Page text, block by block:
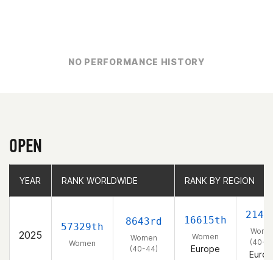
NO PERFORMANCE HISTORY
OPEN
YEAR RANK WORLDWIDE RANK BY REGION
2025
57329th
Women
8643rd
Women
(40-44)
16615th
Women
Europe
(40-
YEAR RANK WORLDWIDE RANK BY REGION